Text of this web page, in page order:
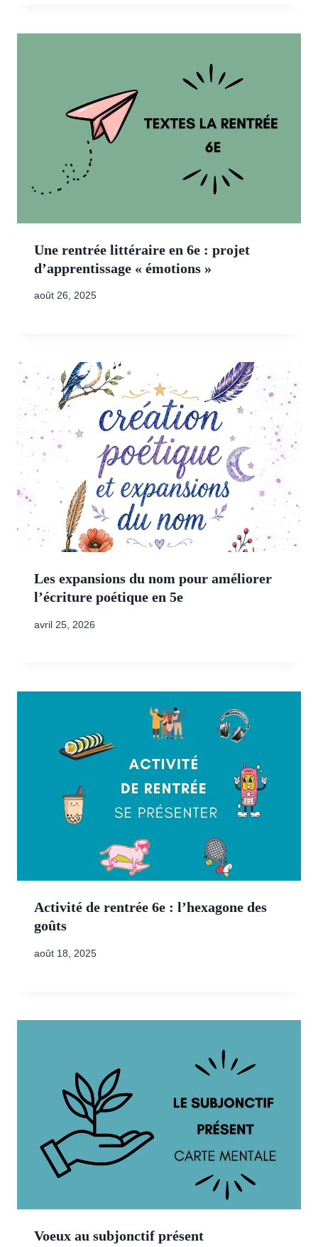
Une rentrée littéraire en 6e : projet
d’apprentissage « émotions »
août 26, 2025
Les expansions du nom pour améliorer
l’écriture poétique en 5e
avril 25, 2026
Activité de rentrée 6e : l’hexagone des
goûts
août 18, 2025
Voeux au subjonctif présent